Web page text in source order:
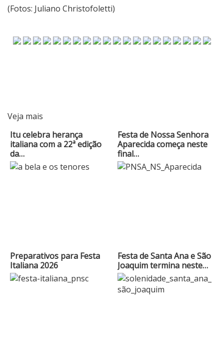
(Fotos: Juliano Christofoletti)
Veja mais
Itu celebra herança
italiana com a 22ª edição
da…
Festa de Nossa Senhora
Aparecida começa neste
final…
Preparativos para Festa
Italiana 2026
Festa de Santa Ana e São
Joaquim termina neste…